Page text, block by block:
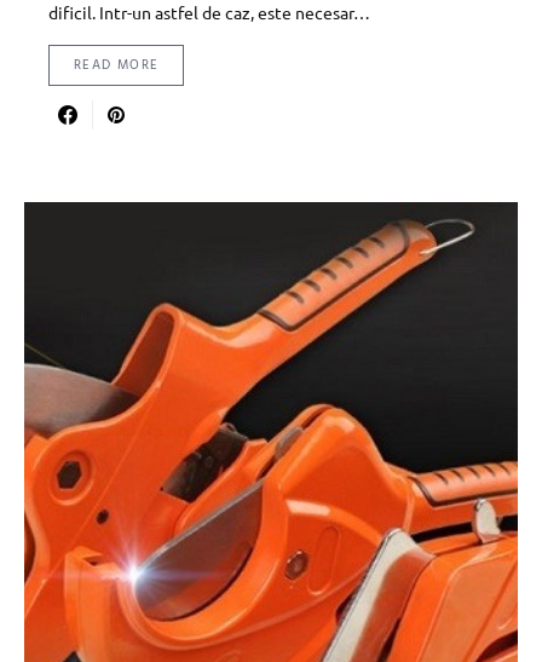
dificil. Intr-un astfel de caz, este necesar…
READ MORE